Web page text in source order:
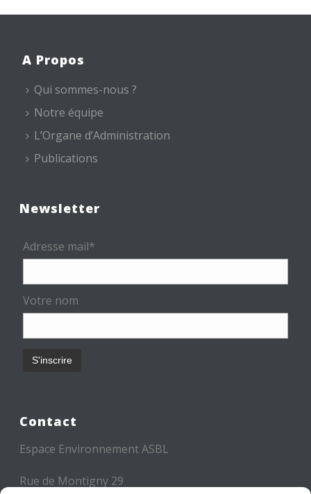
A Propos
Qui sommes-nous ?
Notre équipe
L’Organe d’Administration
Publications
Newsletter
Adresse mail*
Votre nom
Contact
Espace Environnement ASBL
Rue de Montigny 29